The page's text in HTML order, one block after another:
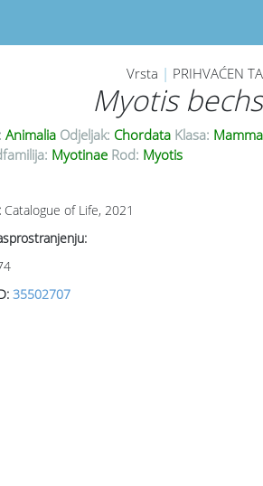
Vrsta | PRIHVAĆEN
Myotis
Animalia Odjeljak: Chordata Klasa:
Myotinae Rod: Myotis
Catalogue of Life, 2021
35502707